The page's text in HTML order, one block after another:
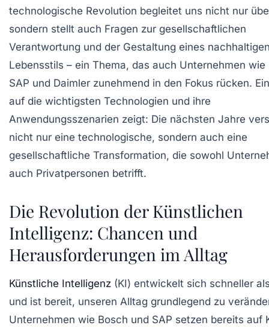
technologische Revolution begleitet uns nicht nur
sondern stellt auch Fragen zur gesellschaftlichen
Verantwortung und der Gestaltung eines
Lebensstils – ein Thema, das auch Unternehmen wie
SAP und Daimler zunehmend in den Fokus rücken.
auf die wichtigsten Technologien und ihre
Anwendungsszenarien zeigt: Die nächsten Jahre
nicht nur eine technologische, sondern auch eine
gesellschaftliche Transformation, die sowohl
auch Privatpersonen betrifft.
Die Revolution der Künstlichen
Intelligenz: Chancen und
Herausforderungen im Alltag
Künstliche Intelligenz (KI) entwickelt sich schneller
und ist bereit, unseren Alltag grundlegend zu
Unternehmen wie Bosch und SAP setzen bereits auf